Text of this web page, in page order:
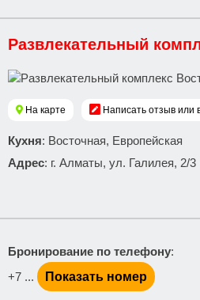
Развлекательный
На карте Написать отзыв или
Кухня: Восточная, Европейская
Адрес: г. Алматы, ул. Галилея, 2/3
Бронирование по телефону:
+7 ...
Показать номер